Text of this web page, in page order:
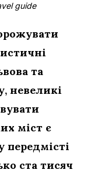
guide
та
невеликі
міст є
ста тисяч